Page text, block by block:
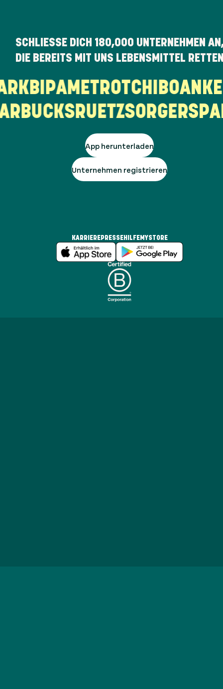
SCHLIESSE DICH 180,000 UNTERNEHMEN
DIE BEREITS MIT UNS LEBENSMITTEL
BIPAMETROTCHIBO
RUETZSORGER SPAR
App herunterladen
Unternehmen registrieren
KARRIEREPRESSEHILFEMYSTORE